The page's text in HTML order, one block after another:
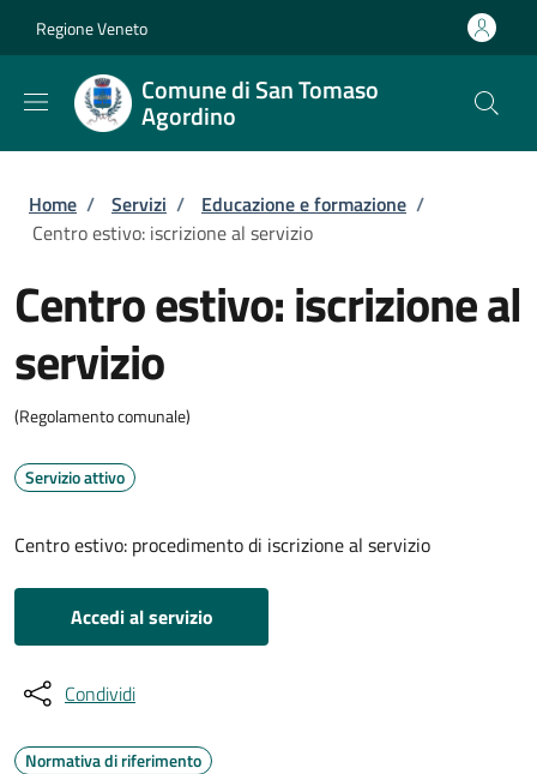
Regione Veneto
Comune di San Tomaso
Agordino
Briciole di pane
Home / Servizi / Educazione e formazione /
Centro estivo: iscrizione al servizio
Centro estivo: iscrizione al
servizio
(Regolamento comunale)
Servizio attivo
Centro estivo: procedimento di iscrizione al servizio
Accedi al servizio
Condividi
Normativa di riferimento